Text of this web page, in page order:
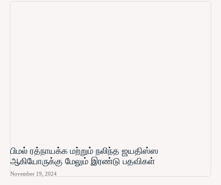
பிமல் ரத்நாயக்க மற்றும் நலிந்த ஜயதிஸ்ஸ
ஆகியோருக்கு மேலும் இரண்டு பதவிகள்
November 19, 2024